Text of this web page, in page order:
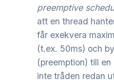
preemptive
att en thread
får exekvera
(t.ex. 50ms) och
(preemption) till
inte tråden redan